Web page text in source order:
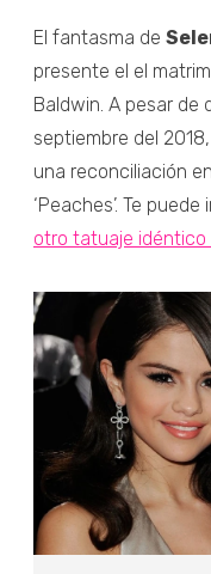
El fantasma de
presente el el
Baldwin. A pesar de
septiembre del
una reconciliación
‘Peaches’. Te puede
otro tatuaje idéntico